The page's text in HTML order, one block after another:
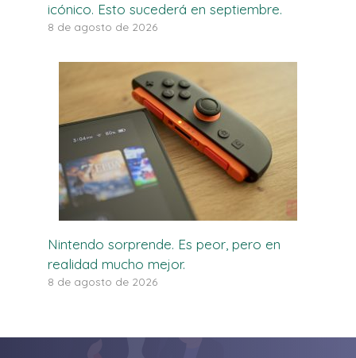
icónico. Esto sucederá en septiembre.
8 de agosto de 2026
Nintendo sorprende. Es peor, pero en
realidad mucho mejor.
8 de agosto de 2026